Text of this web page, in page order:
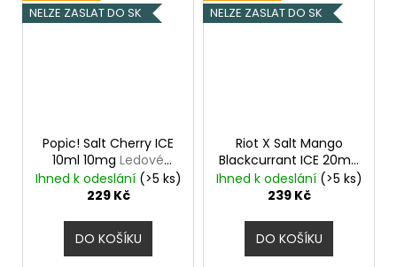
NELZE ZASLAT DO SK
Popic! Salt Cherry ICE
10ml 10mg Ledové
třešně
Ihned k odeslání (>5 ks)
229 Kč
DO KOŠÍKU
NELZE ZASLAT DO SK
Riot X Salt Mango
Blackcurrant ICE 20mg
Ledové mango a
černý rybíz
Ihned k odeslání (>5 ks)
239 Kč
DO KOŠÍKU